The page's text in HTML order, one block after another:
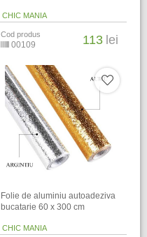
CHIC MANIA
Cod produs
00109 113 lei
Folie de aluminiu autoadeziva
bucatarie 60 x 300 cm
CHIC MANIA